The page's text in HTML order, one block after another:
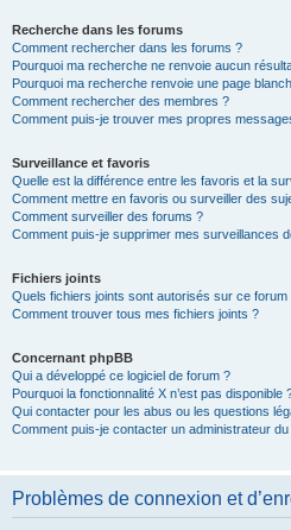
Recherche dans les forums
Comment rechercher dans les forums ?
Pourquoi ma recherche ne renvoie aucun
Pourquoi ma recherche renvoie une page
Comment rechercher des membres ?
Comment puis-je trouver mes propres
Surveillance et favoris
Quelle est la différence entre les favoris et la
Comment mettre en favoris ou surveiller des
Comment surveiller des forums ?
Comment puis-je supprimer mes surveillances
Fichiers joints
Quels fichiers joints sont autorisés sur ce forum
Comment trouver tous mes fichiers joints ?
Concernant phpBB
Qui a développé ce logiciel de forum ?
Pourquoi la fonctionnalité X n’est pas disponible
Qui contacter pour les abus ou les questions
Comment puis-je contacter un administrateur
Problèmes de connexion et